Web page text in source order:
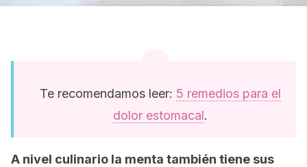
Te recomendamos leer: 5 remedios para el
dolor estomacal.
A nivel culinario la menta también tiene sus